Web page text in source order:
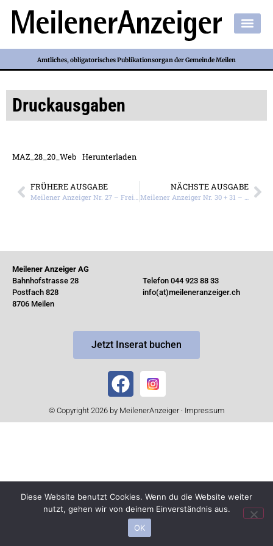
Amtliches, obligatorisches Publikationsorgan der Gemeinde Meilen
Druckausgaben
MAZ_28_20_Web Herunterladen
FRÜHERE AUSGABE
Meilener Anzeiger Nr. 27 – Freitag, 3. Juli 2020
NÄCHSTE AUSGABE
Meilener Anzeiger Nr. 30 + 31 – Freitag, 24. Juli 2020
Meilener Anzeiger AG
Bahnhofstrasse 28
Postfach 828
8706 Meilen
Telefon 044 923 88 33
info(at)meileneranzeiger.ch
Jetzt Inserat buchen
© Copyright 2026 by MeilenerAnzeiger · Impressum
Diese Website benutzt Cookies. Wenn du die Website weiter
nutzt, gehen wir von deinem Einverständnis aus.
OK